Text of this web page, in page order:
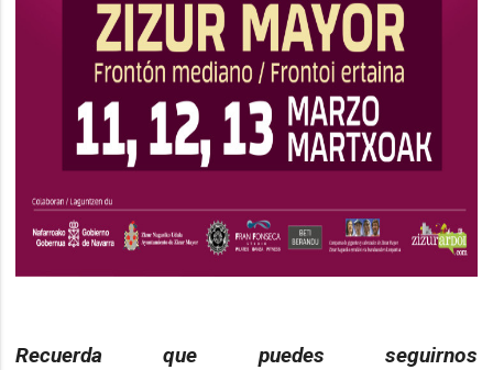
Recuerda que puedes seguirnos